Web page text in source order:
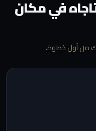
في مكان
من أول خطوة.